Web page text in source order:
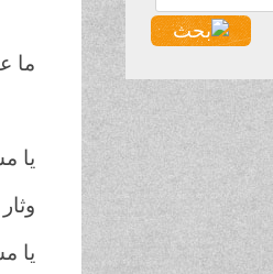
ما
يا
يا